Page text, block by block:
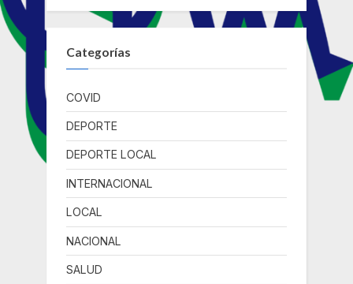
Categorías
COVID
DEPORTE
DEPORTE LOCAL
INTERNACIONAL
LOCAL
NACIONAL
SALUD